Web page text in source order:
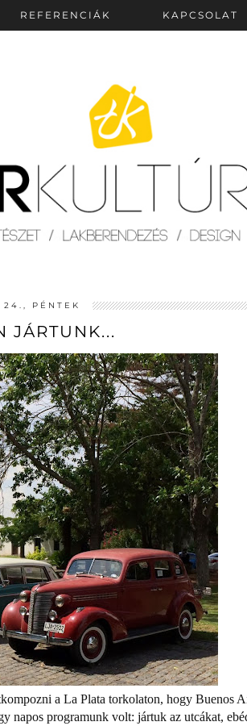
REFERENCIÁK KAPCSOLAT
PÉNTEK
JÁRTUNK...
a La Plata torkolaton, hogy Buenos
napos programunk volt: jártuk az utcákat,